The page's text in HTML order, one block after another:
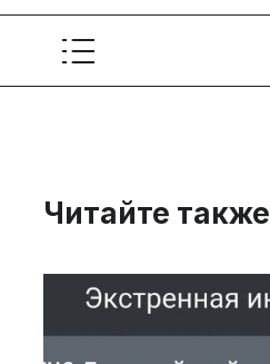
Читайте также